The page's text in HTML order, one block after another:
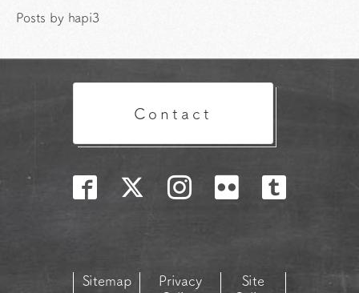
Posts by hapi3
Contact
Sitemap
Privacy
Site